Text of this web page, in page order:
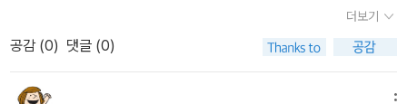
표를 던지고 있다면???다양한 접근 시야를 넓히며 이책을 만나보시
길 바래요
도, 개한민국/망한민국'등이나옵니다. 탈조선은 헬조선을 떠나 다른
다. '사회 변동에 따른 생활공간과 생활양식의 변화' 셜록 홈즈라는
탐정이 주인공으로 나오는 추리소설은,산업화가 한창이던 19세기 후
반 영국이 배경이다. 사회 변화는 경제적 풍요로움을 주지만,소설 속
분위기처럼 어둡고, 소외계층을 만들기도 한다.하지만, 그 과정에서
있는 우리 사회에서공부는 세상을 알아가는 방법을 배우는 일이라고.
공부는 어떤 현상에 대하여 의문을 가지고 질문을 하며그 답을 찾아
책의 흡입력으로 대표된다고 표현하고 싶다.하나의 주제와 관련하여
교육대학교 사회교육과 교수로 재직중이십니다. 구정화 교수님은 청
소년들에게 복잡한 사회현상을 쉽고 재미있게가르치는 일에 앞장서
왔으며 지혜로운 사람은 적은 힘으로도 세상을 바꿀수 있다고 믿음으
더보기
공감 (0) 댓글 (0)